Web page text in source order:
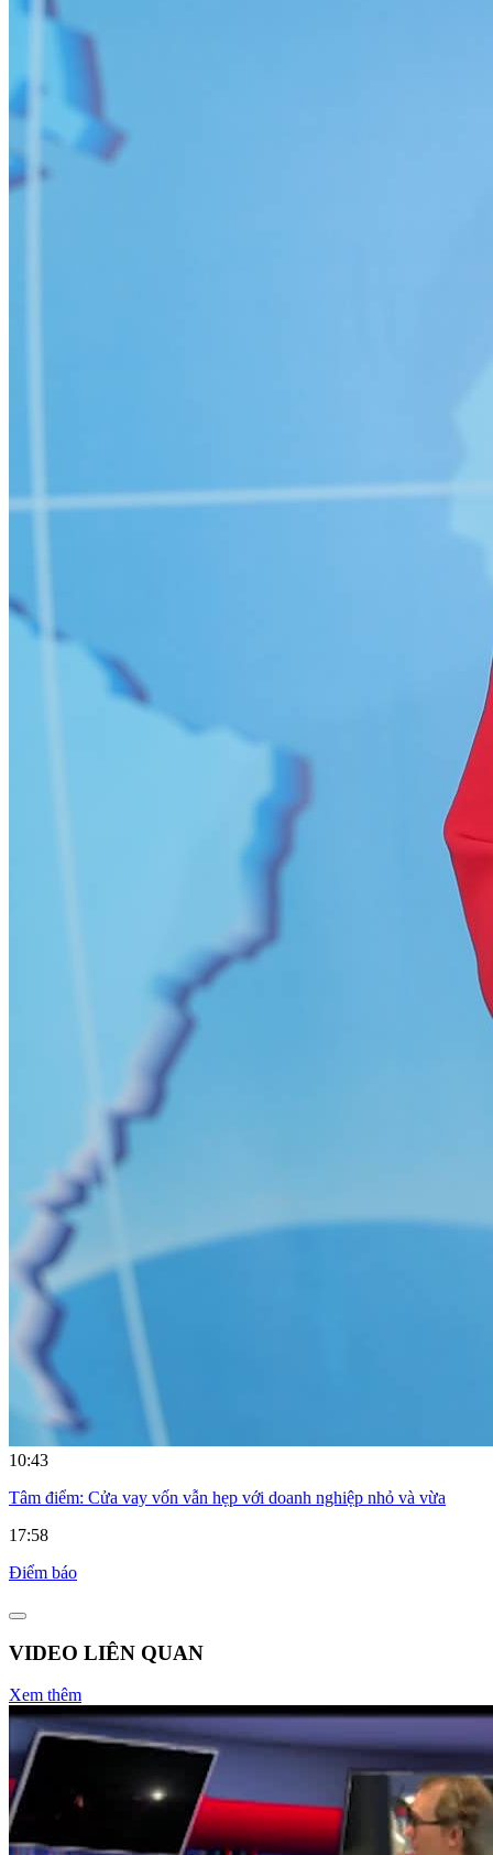
10:43
Tâm điểm: Cửa vay vốn vẫn hẹp với doanh nghiệp nhỏ và vừa
17:58
Điểm báo
VIDEO LIÊN QUAN
Xem thêm